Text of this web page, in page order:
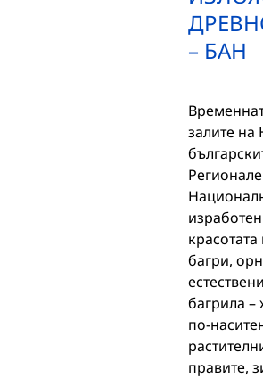
– БАН
залите на
багри,
багрила –
по-
правите,